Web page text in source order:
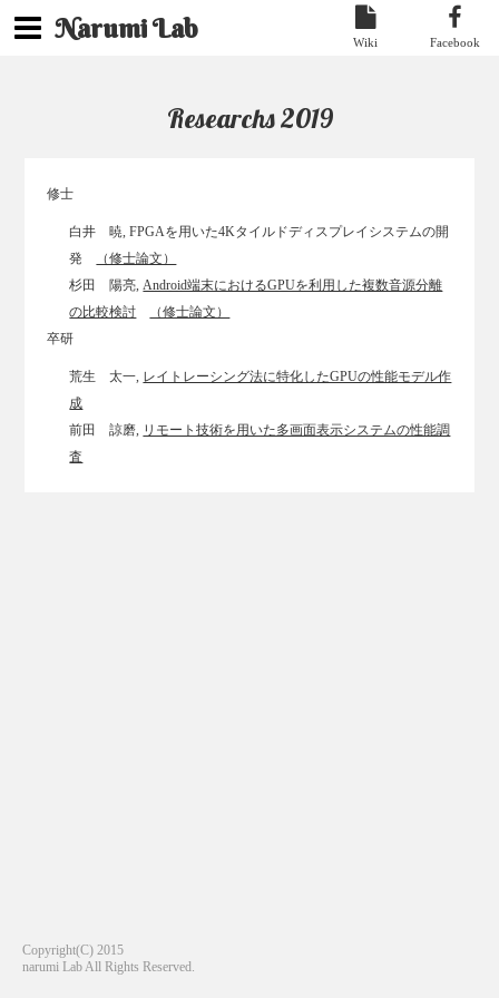
Narumi Lab Wiki Facebook
Copyright(C) 2015
narumi Lab All Rights Reserved.
Researchs 2019
修士
白井 暁, FPGAを用いた4Kタイルドディスプレイシステムの開
発
（修士論文）
杉田 陽亮,Android端末におけるGPUを利用した複数音源分離
の比較検討
（修士論文）
卒研
荒生 太一, レイトレーシング法に特化したGPUの性能モデル作
成
前田 諒磨, リモート技術を用いた多画面表示システムの性能調
査